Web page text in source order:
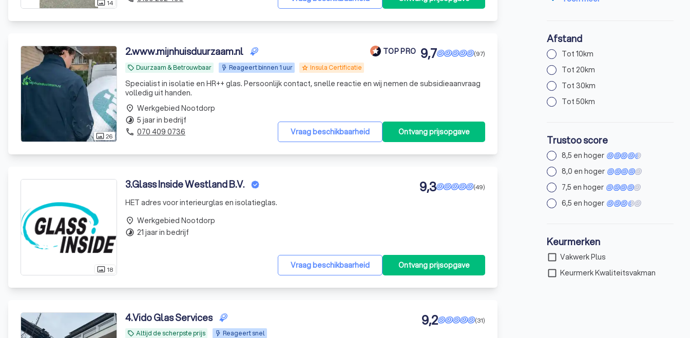
photo_size_select_actual 14
photo_size_select_actual26
2.www.mijnhuisduurzaam.nl TOP PRO
local_offer Duurzaam & Betrouwbaar Reageert binnen 1 uur grade Insula Certificatie
(97)
9,7
Specialist in isolatie en HR++ glas. Persoonlijk contact, snelle reactie en wij nemen de subsidieaanvraag
volledig uit handen.
Vraag beschikbaarheid Ontvang prijsopgave
place Werkgebied Nootdorp
timelapse 5 jaar in bedrijf
phone 070 409 0736
photo_size_select_actual 18
3.Glass Inside Westland B.V. (49)
9,3
HET adres voor interieurglas en isolatieglas.
Vraag beschikbaarheid Ontvang prijsopgave
place Werkgebied Nootdorp
timelapse 21 jaar in bedrijf
4.Vido Glas Services
local_offer Altijd de scherpste prijs Reageert snel
(31)
9,2
Afstand
Tot 10km
Tot 20km
Tot 30km
Tot 50km
Trustoo score
8,5 en hoger
8,0 en hoger
7,5 en hoger
6,5 en hoger
Keurmerken
check_box_outline_blank Vakwerk Plus
check_box_outline_blank Keurmerk Kwaliteitsvakman